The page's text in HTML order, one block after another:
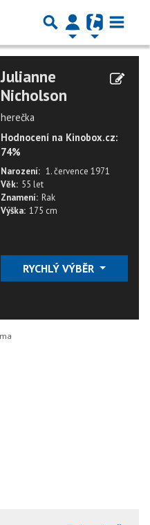
Julianne
Nicholson
herečka
Hodnocení na Kinobox.cz:
74%
Narození: 1. července 1971
Věk: 55 let
Znamení: Rak
Výška: 175 cm
RYCHLÝ VÝBĚR